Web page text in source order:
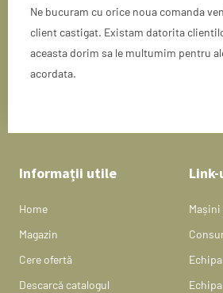
Ne bucuram cu orice noua comanda
client castigat. Existam datorita
aceasta dorim sa le multumim pentru
acordata.
Informații utile
Home
Magazin
Cere ofertă
Descarcă catalogul